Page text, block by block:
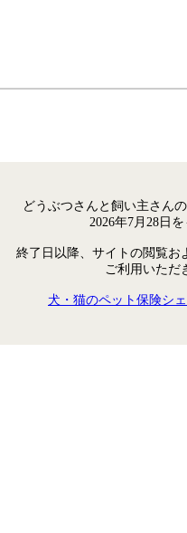
どうぶつさんと飼い主さん
2026年7月28日
終了日以降、サイトの閲覧お
ご利用いただ
犬・猫のペット保険シ